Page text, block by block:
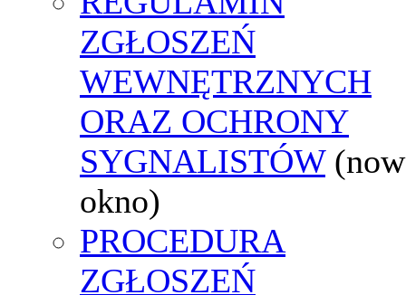
ZGŁOSZEŃ
WEWNĘTRZNYCH
ORAZ OCHRONY
SYGNALISTÓW
okno)
PROCEDURA
ZGŁOSZEŃ